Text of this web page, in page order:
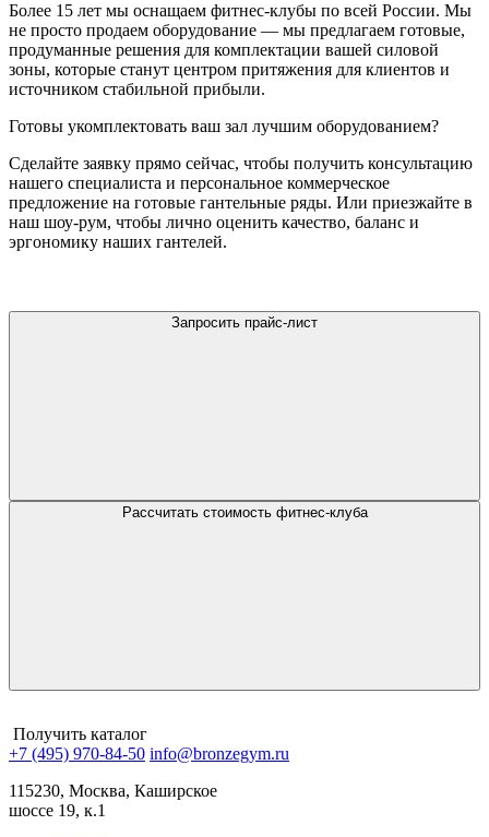
Более 15 лет мы оснащаем фитнес-клубы по всей России. Мы
не просто продаем оборудование — мы предлагаем готовые,
продуманные решения для комплектации вашей силовой
зоны, которые станут центром притяжения для клиентов и
источником стабильной прибыли.
Готовы укомплектовать ваш зал лучшим оборудованием?
Сделайте заявку прямо сейчас, чтобы получить консультацию
нашего специалиста и персональное коммерческое
предложение на готовые гантельные ряды. Или приезжайте в
наш шоу-рум, чтобы лично оценить качество, баланс и
эргономику наших гантелей.
Запросить прайс-лист
Рассчитать стоимость фитнес-клуба
Получить каталог
+7 (495) 970-84-50 info@bronzegym.ru
115230, Москва, Каширское
шоссе 19, к.1